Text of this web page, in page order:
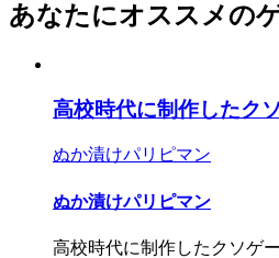
あなたにオススメの
高校時代に制作したク
ぬか漬けパリピマン
ぬか漬けパリピマン
高校時代に制作したクソゲ